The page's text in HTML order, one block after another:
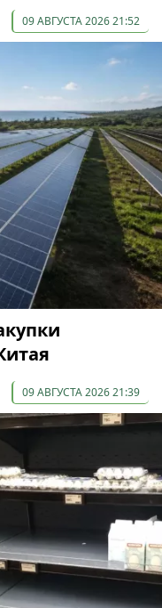
09 АВГУСТА 2026 21:52
09 АВГУСТА 2026 21:39